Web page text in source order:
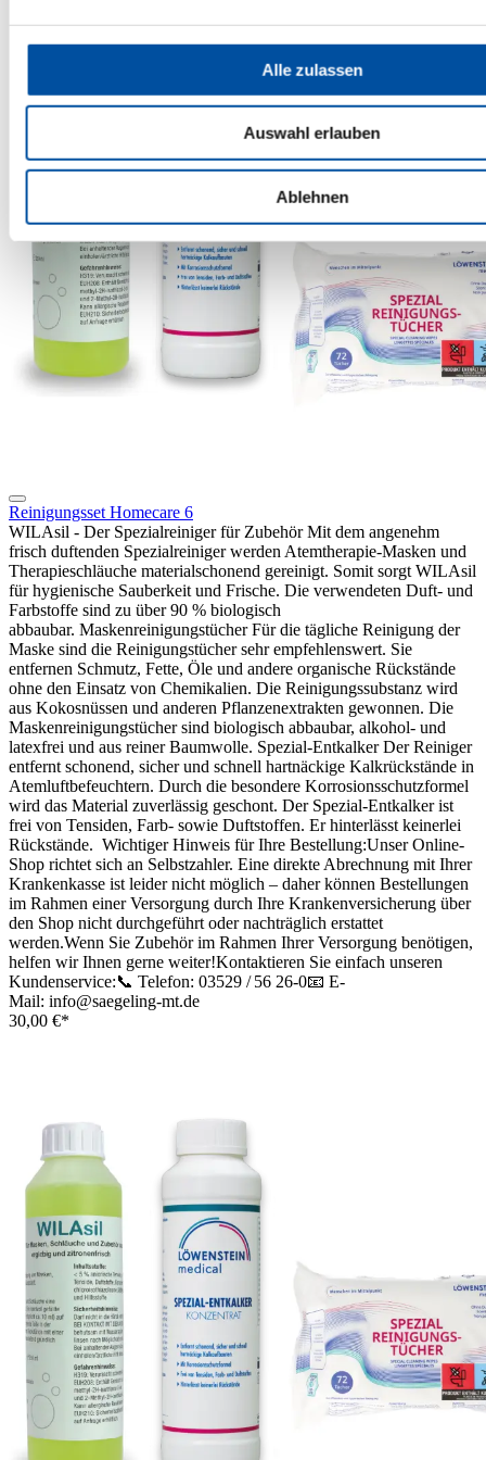
Alle zulassen
Auswahl erlauben
Ablehnen
Reinigungsset Homecare 6
WILAsil - Der Spezialreiniger für Zubehör Mit dem angenehm
frisch duftenden Spezialreiniger werden Atemtherapie-Masken und
Therapieschläuche materialschonend gereinigt. Somit sorgt WILAsil
für hygienische Sauberkeit und Frische. Die verwendeten Duft- und
Farbstoffe sind zu über 90 % biologisch
abbaubar. Maskenreinigungstücher Für die tägliche Reinigung der
Maske sind die Reinigungstücher sehr empfehlenswert. Sie
entfernen Schmutz, Fette, Öle und andere organische Rückstände
ohne den Einsatz von Chemikalien. Die Reinigungssubstanz wird
aus Kokosnüssen und anderen Pflanzenextrakten gewonnen. Die
Maskenreinigungstücher sind biologisch abbaubar, alkohol- und
latexfrei und aus reiner Baumwolle. Spezial-Entkalker Der Reiniger
entfernt schonend, sicher und schnell hartnäckige Kalkrückstände in
Atemluftbefeuchtern. Durch die besondere Korrosionsschutzformel
wird das Material zuverlässig geschont. Der Spezial-Entkalker ist
frei von Tensiden, Farb- sowie Duftstoffen. Er hinterlässt keinerlei
Rückstände. Wichtiger Hinweis für Ihre Bestellung:Unser Online-
Shop richtet sich an Selbstzahler. Eine direkte Abrechnung mit Ihrer
Krankenkasse ist leider nicht möglich – daher können Bestellungen
im Rahmen einer Versorgung durch Ihre Krankenversicherung über
den Shop nicht durchgeführt oder nachträglich erstattet
werden.Wenn Sie Zubehör im Rahmen Ihrer Versorgung benötigen,
helfen wir Ihnen gerne weiter!Kontaktieren Sie einfach unseren
Kundenservice:📞 Telefon: 03529 / 56 26-0📧 E-
Mail: info@saegeling-mt.de
30,00 €*